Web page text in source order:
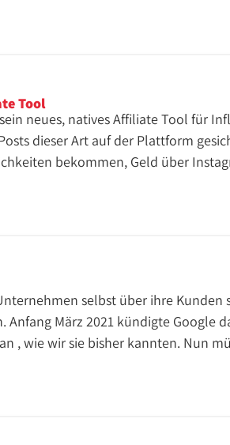
zuvor [2] . Die weltweite
von 14% im Jahr 2020 auf 17% im
Tool
neues, natives Affiliate Tool für
dieser Art auf der Plattform
bekommen, Geld über
und welche Influencer bereits
selbst über ihre Kunden
März 2021 kündigte Google
, wie wir sie bisher kannten. Nun
Cookies sowie deren Tracking